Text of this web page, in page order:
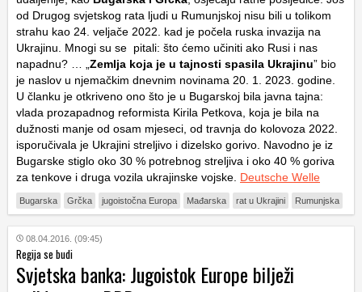
od Drugog svjetskog rata ljudi u Rumunjskoj nisu bili u tolikom
strahu kao 24. veljače 2022. kad je počela ruska invazija na
Ukrajinu. Mnogi su se pitali: što ćemo učiniti ako Rusi i nas
napadnu? … „ Zemlja koja je u tajnosti spasila Ukrajinu” bio
je naslov u njemačkim dnevnim novinama 20. 1. 2023. godine.
U članku je otkriveno ono što je u Bugarskoj bila javna tajna:
vlada prozapadnog reformista Kirila Petkova, koja je bila na
dužnosti manje od osam mjeseci, od travnja do kolovoza 2022.
isporučivala je Ukrajini streljivo i dizelsko gorivo. Navodno je iz
Bugarske stiglo oko 30 % potrebnog streljiva i oko 40 % goriva
za tenkove i druga vozila ukrajinske vojske. Deutsche Welle
Bugarska Grčka jugoistočna Europa Mađarska rat u Ukrajini Rumunjska
08.04.2016. (09:45)
Regija se budi
Svjetska banka: Jugoistok Europe bilježi